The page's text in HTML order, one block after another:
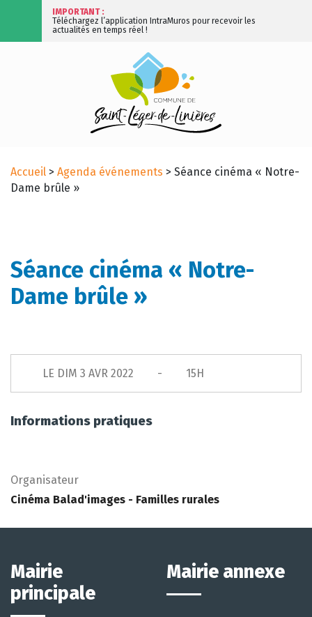
IMPORTANT :
Téléchargez l’application IntraMuros pour recevoir les
actualités en temps réel !
Accueil > Agenda événements > Séance cinéma « Notre-
Dame brûle »
Séance cinéma « Notre-
Dame brûle »
LE DIM 3 AVR 2022 15H
Informations pratiques
Organisateur
Cinéma Balad'images - Familles rurales
Mairie
principale
Mairie annexe